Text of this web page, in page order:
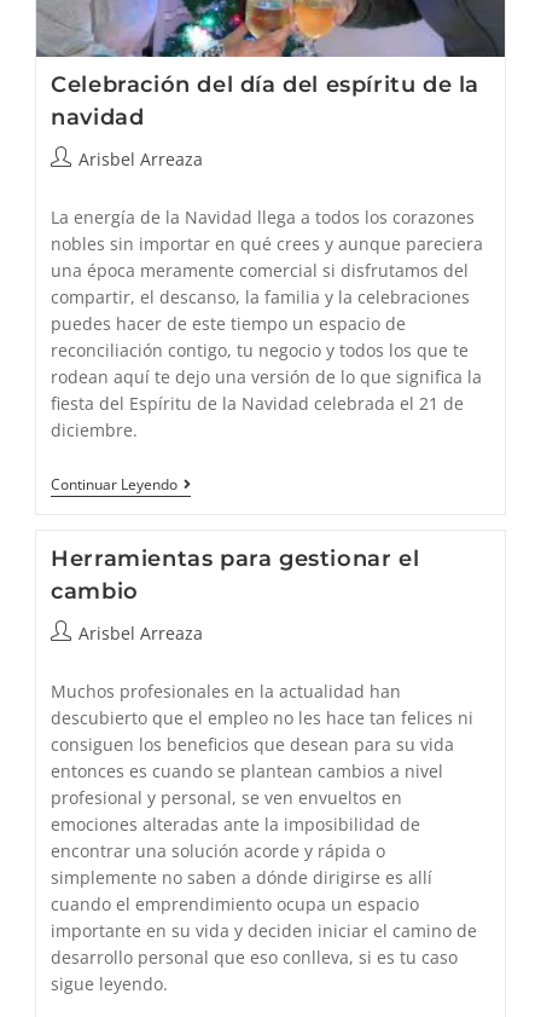
Celebración del día del espíritu de la
navidad
Autor
la
entrada:
Arisbel Arreaza
La energía de la Navidad llega a todos los corazones
nobles sin importar en qué crees y aunque pareciera
una época meramente comercial si disfrutamos del
compartir, el descanso, la familia y la celebraciones
puedes hacer de este tiempo un espacio de
reconciliación contigo, tu negocio y todos los que te
rodean aquí te dejo una versión de lo que significa la
fiesta del Espíritu de la Navidad celebrada el 21 de
diciembre.
Continuar LeyendoCelebración
Del
Espíritu
Herramientas para gestionar el
cambio
Autor
la
entrada:
Arisbel Arreaza
Muchos profesionales en la actualidad han
descubierto que el empleo no les hace tan felices ni
consiguen los beneficios que desean para su vida
entonces es cuando se plantean cambios a nivel
profesional y personal, se ven envueltos en
emociones alteradas ante la imposibilidad de
encontrar una solución acorde y rápida o
simplemente no saben a dónde dirigirse es allí
cuando el emprendimiento ocupa un espacio
importante en su vida y deciden iniciar el camino de
desarrollo personal que eso conlleva, si es tu caso
sigue leyendo.